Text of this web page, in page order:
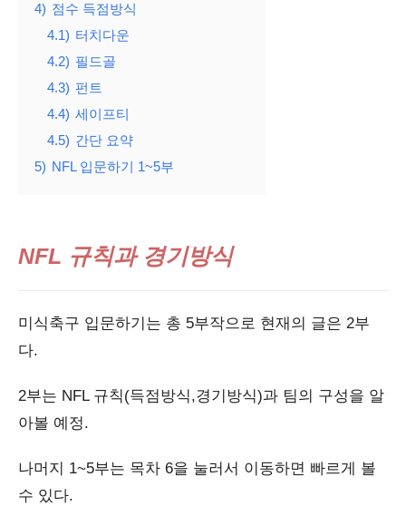
4) 점수 득점방식
4.1) 터치다운
4.2) 필드골
4.3) 펀트
4.4) 세이프티
4.5) 간단 요약
5) NFL 입문하기 1~5부
NFL 규칙과 경기방식
미식축구 입문하기는 총 5부작으로 현재의 글은 2부
다.
2부는 NFL 규칙(득점방식,경기방식)과 팀의 구성을 알
아볼 예정.
나머지 1~5부는 목차 6을 눌러서 이동하면 빠르게 볼
수 있다.